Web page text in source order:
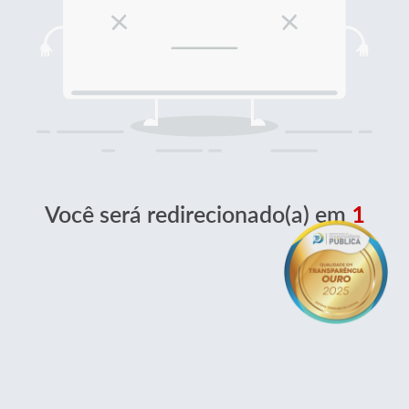
Você será redirecionado(a) em 1